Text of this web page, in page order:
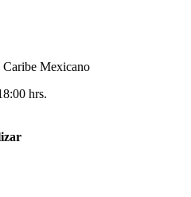
Caribe Mexicano
hrs.